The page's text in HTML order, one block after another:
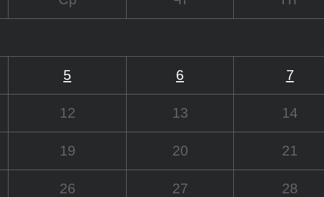
5 6 7
12 13 14
19 20 21
26 27 28